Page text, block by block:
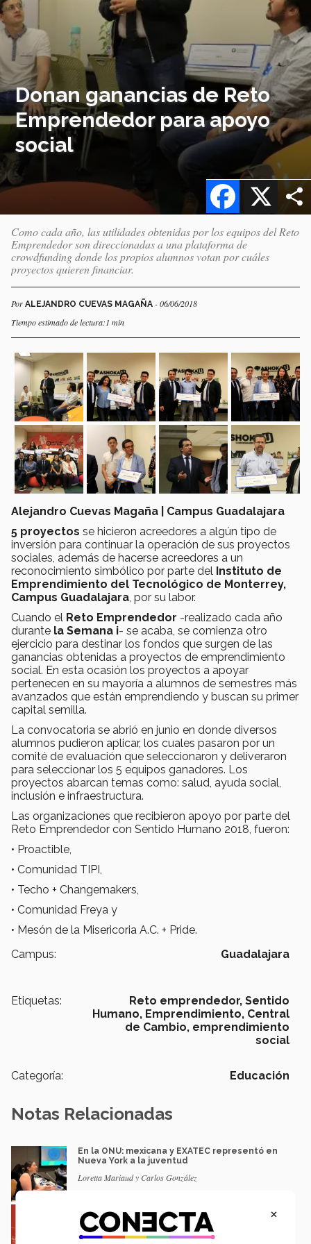
Donan ganancias de Reto
Emprendedor para apoyo
social
X
Facebook
Como cada año, las utilidades obtenidas por los equipos del Reto
Emprendedor son direccionadas a una plataforma de
crowdfunding donde los propios alumnos votan por cuáles
proyectos quieren financiar.
Por ALEJANDRO CUEVAS MAGAÑA - 06/06/2018
Tiempo estimado de lectura:1 min
Alejandro Cuevas Magaña | Campus Guadalajara
5 proyectos se hicieron acreedores a algún tipo de
inversión para continuar la operación de sus proyectos
sociales, además de hacerse acreedores a un
reconocimiento simbólico por parte del Instituto de
Emprendimiento del Tecnológico de Monterrey,
Campus Guadalajara , por su labor.
Cuando el Reto Emprendedor -realizado cada año
durante la Semana i- se acaba, se comienza otro
ejercicio para destinar los fondos que surgen de las
ganancias obtenidas a proyectos de emprendimiento
social. En esta ocasión los proyectos a apoyar
pertenecen en su mayoría a alumnos de semestres más
avanzados que están emprendiendo y buscan su primer
capital semilla.
La convocatoria se abrió en junio en donde diversos
alumnos pudieron aplicar, los cuales pasaron por un
comité de evaluación que seleccionaron y deliveraron
para seleccionar los 5 equipos ganadores. Los
proyectos abarcan temas como: salud, ayuda social,
inclusión e infraestructura.
Las organizaciones que recibieron apoyo por parte del
Reto Emprendedor con Sentido Humano 2018, fueron:
• Proactible,
• Comunidad TIPI,
• Techo + Changemakers,
• Comunidad Freya y
• Mesón de la Misericoria A.C. + Pride.
Campus:
Guadalajara
Etiquetas: Reto emprendedor, Sentido
Humano, Emprendimiento, Central
de Cambio, emprendimiento
social
Categoría: Educación
Notas Relacionadas
En la ONU: mexicana y EXATEC representó en
Nueva York a la juventud
Loretta Mariaud y Carlos González
Erasmus Mundus LIVE
Natalia Croda
×